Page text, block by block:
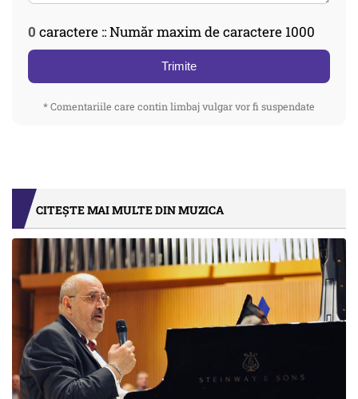
0 caractere :: Număr maxim de caractere 1000
Trimite
* Comentariile care contin limbaj vulgar vor fi suspendate
CITEȘTE MAI MULTE DIN MUZICA